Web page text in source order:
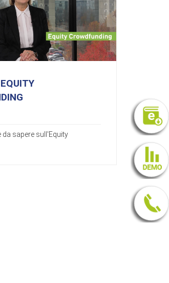
sapere sull'Equity